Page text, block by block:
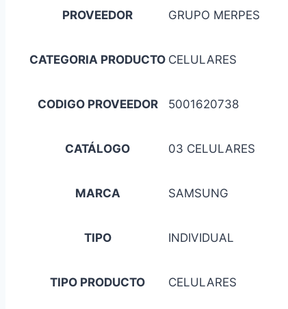
PROVEEDOR GRUPO MERPES
CATEGORIA PRODUCTO CELULARES
CODIGO PROVEEDOR 5001620738
CATÁLOGO 03 CELULARES
MARCA SAMSUNG
TIPO INDIVIDUAL
TIPO PRODUCTO CELULARES